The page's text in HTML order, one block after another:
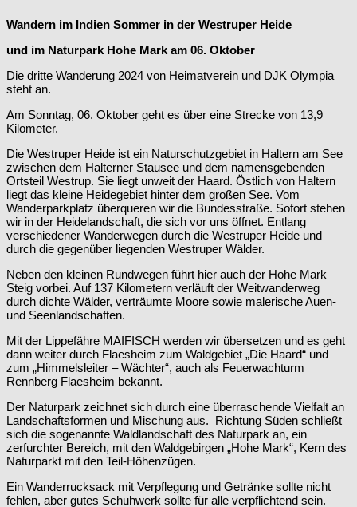
Wandern im Indien Sommer in der Westruper Heide
und im Naturpark Hohe Mark am 06. Oktober
Die dritte Wanderung 2024 von Heimatverein und DJK Olympia
steht an.
Am Sonntag, 06. Oktober geht es über eine Strecke von 13,9
Kilometer.
Die Westruper Heide ist ein Naturschutzgebiet in Haltern am See
zwischen dem Halterner Stausee und dem namensgebenden
Ortsteil Westrup. Sie liegt unweit der Haard. Östlich von Haltern
liegt das kleine Heidegebiet hinter dem großen See. Vom
Wanderparkplatz überqueren wir die Bundesstraße. Sofort stehen
wir in der Heidelandschaft, die sich vor uns öffnet. Entlang
verschiedener Wanderwegen durch die Westruper Heide und
durch die gegenüber liegenden Westruper Wälder.
Neben den kleinen Rundwegen führt hier auch der Hohe Mark
Steig vorbei. Auf 137 Kilometern verläuft der Weitwanderweg
durch dichte Wälder, verträumte Moore sowie malerische Auen-
und Seenlandschaften.
Mit der Lippefähre MAIFISCH werden wir übersetzen und es geht
dann weiter durch Flaesheim zum Waldgebiet „Die Haard“ und
zum „Himmelsleiter – Wächter“, auch als Feuerwachturm
Rennberg Flaesheim bekannt.
Der Naturpark zeichnet sich durch eine überraschende Vielfalt an
Landschaftsformen und Mischung aus. Richtung Süden schließt
sich die sogenannte Waldlandschaft des Naturpark an, ein
zerfurchter Bereich, mit den Waldgebirgen „Hohe Mark“, Kern des
Naturparkt mit den Teil-Höhenzügen.
Ein Wanderrucksack mit Verpflegung und Getränke sollte nicht
fehlen, aber gutes Schuhwerk sollte für alle verpflichtend sein.